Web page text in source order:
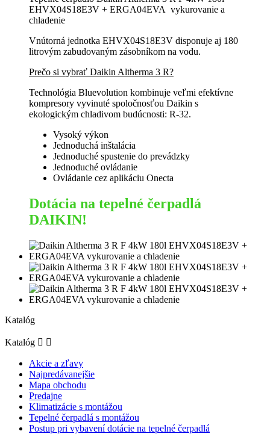
EHVX04S18E3V + ERGA04EVA vykurovanie a
chladenie
Vnútorná jednotka EHVX04S18E3V disponuje aj 180
litrovým zabudovaným zásobníkom na vodu.
Prečo si vybrať Daikin Altherma 3 R?
Technológia Bluevolution kombinuje veľmi efektívne
kompresory vyvinuté spoločnosťou Daikin s
ekologickým chladivom budúcnosti: R-32.
Vysoký výkon
Jednoduchá inštalácia
Jednoduché spustenie do prevádzky
Jednoduché ovládanie
Ovládanie cez aplikáciu Onecta
Dotácia na tepelné čerpadlá
DAIKIN!
Katalóg
Katalóg  
Akcie a zľavy
Najpredávanejšie
Mapa obchodu
Predajne
Klimatizácie s montážou
Tepelné čerpadlá s montážou
Postup pri vybavení dotácie na tepelné čerpadlá